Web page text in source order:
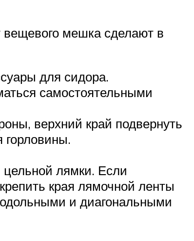
мешка сделают в
для сидора.
самостоятельными
верхний край подвернуть
горловины.
лямки. Если
края лямочной ленты
и диагональными